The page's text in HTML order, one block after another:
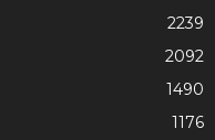
2239
2092
1490
1176